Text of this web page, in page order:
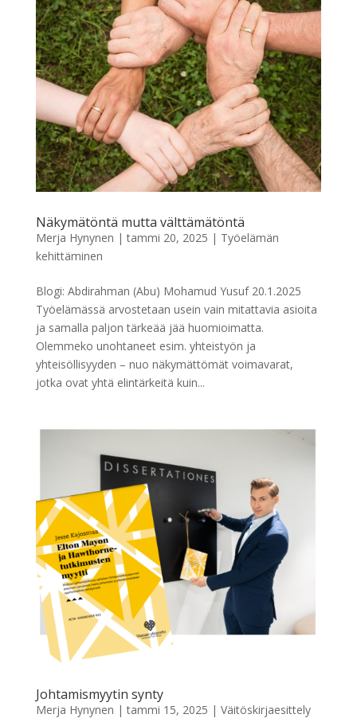
Näkymätöntä mutta välttämätöntä
Merja Hynynen |tammi 20, 2025 | Työelämän
kehittäminen
Blogi: Abdirahman (Abu) Mohamud Yusuf 20.1.2025
Työelämässä arvostetaan usein vain mitattavia asioita
ja samalla paljon tärkeää jää huomioimatta.
Olemmeko unohtaneet esim. yhteistyön ja
yhteisöllisyyden – nuo näkymättömät voimavarat,
jotka ovat yhtä elintärkeitä kuin...
Johtamismyytin synty
Merja Hynynen |tammi 15, 2025 | Väitöskirjaesittely